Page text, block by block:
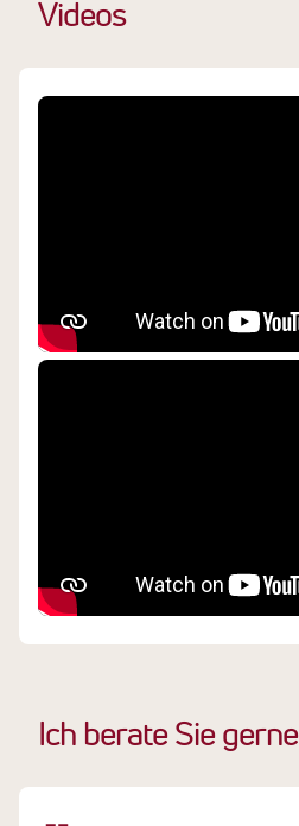
Videos
Ich berate Sie gerne